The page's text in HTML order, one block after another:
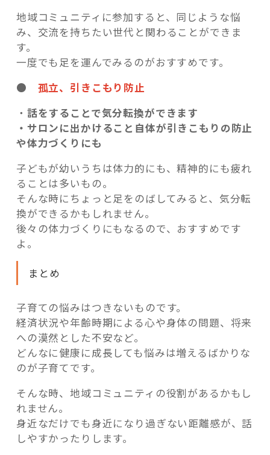
地域コミュニティに参加すると、同じような悩
み、交流を持ちたい世代と関わることができま
す。
一度でも足を運んでみるのがおすすめです。
● 孤立、引きこもり防止
・ 話をすることで気分転換ができます
・サロンに出かけること自体が引きこもりの防止
や体力づくりにも
子どもが幼いうちは体力的にも、精神的にも疲れ
ることは多いもの。
そんな時にちょっと足をのばしてみると、気分転
換ができるかもしれません。
後々の体力づくりにもなるので、おすすめです
よ。
まとめ
子育ての悩みはつきないものです。
経済状況や年齢時期による心や身体の問題、将来
への漠然とした不安など。
どんなに健康に成長しても悩みは増えるばかりな
のが子育てです。
そんな時、地域コミュニティの役割があるかもし
れません。
身近なだけでも身近になり過ぎない距離感が、話
しやすかったりします。